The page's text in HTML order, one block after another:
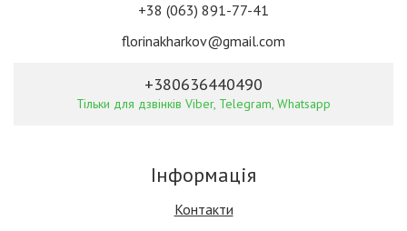
+38 (063) 891-77-41
florinakharkov@gmail.com
+380636440490
Тільки для дзвінків Viber, Telegram, Whatsapp
Інформація
Контакти